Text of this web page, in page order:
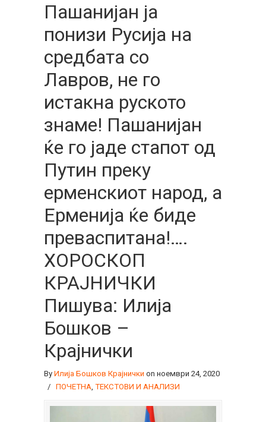
Пашанијан ја
понизи Русија на
средбата со
Лавров, не го
истакна руското
знаме! Пашанијан
ќе го јаде стапот од
Путин преку
ерменскиот народ, а
Ерменија ќе биде
преваспитана!….
ХОРОСКОП
КРАЈНИЧКИ
Пишува: Илија
Бошков –
Крајнички
By Илија Бошков Крајнички on ноември 24, 2020
/ ПОЧЕТНА, ТЕКСТОВИ И АНАЛИЗИ